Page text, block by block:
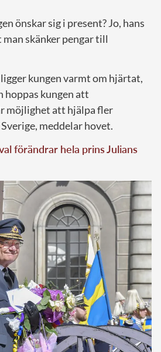
önskar sig i present? Jo, hans
skänker pengar till
kungen varmt om hjärtat,
hoppas kungen att
möjlighet att hjälpa fler
meddelar hovet.
förändrar hela prins Julians